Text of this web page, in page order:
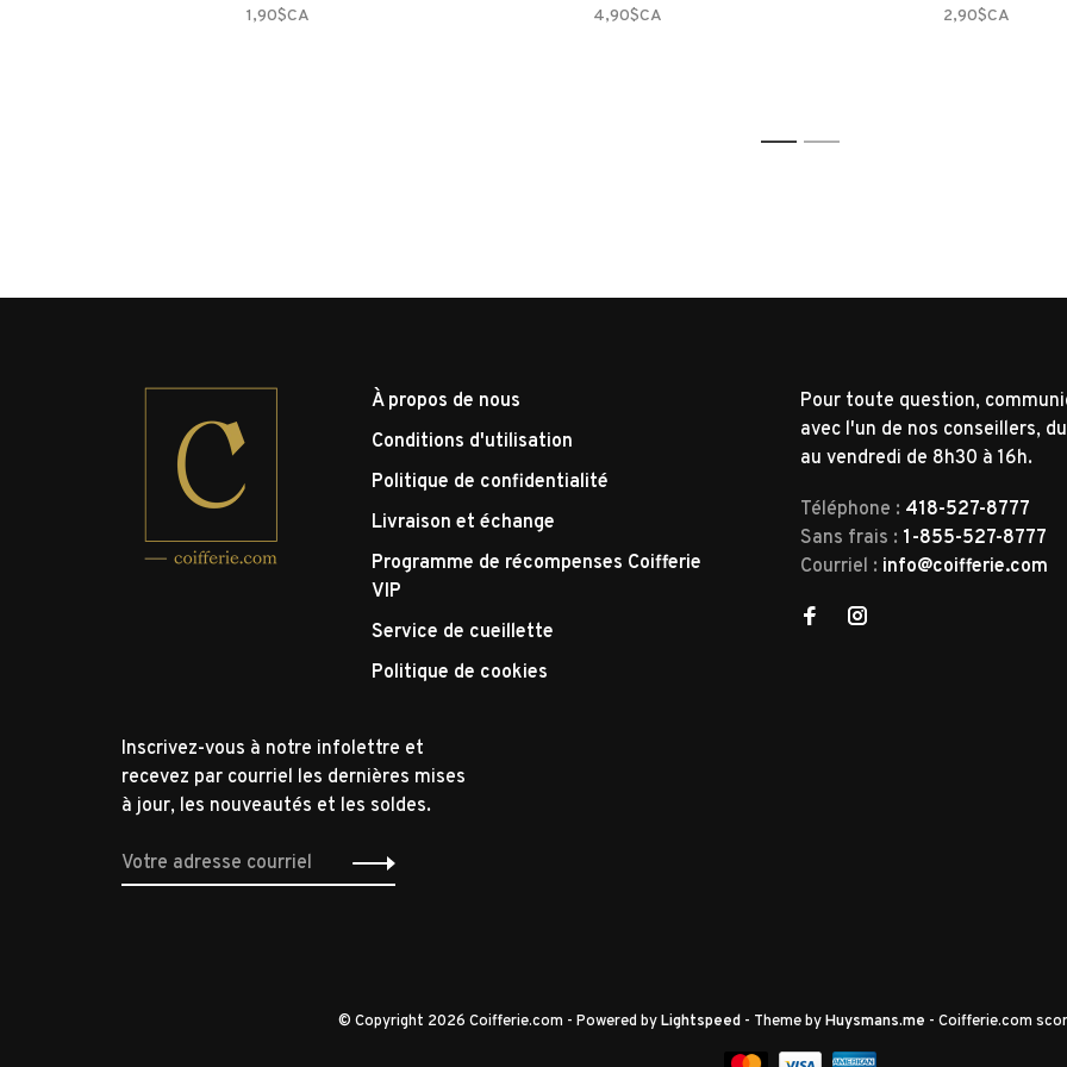
1,90$CA 4,90$CA 2,90$CA
1 2
À propos de nous
Conditions d'utilisation
Politique de confidentialité
Livraison et échange
Programme de récompenses Coifferie
VIP
Service de cueillette
Politique de cookies
Inscrivez-vous à notre infolettre et
recevez par courriel les dernières mises
à jour, les nouveautés et les soldes.
Pour toute question,
avec l'un de nos conseillers,
au vendredi de 8h30 à 16h.
Téléphone : 418-527-8777
Sans frais : 1-855-527-8777
Courriel : info@coifferie.com
© Copyright 2026 Coifferie.com - Powered byLightspeed - Theme byHuysmans.me - Coifferie.com